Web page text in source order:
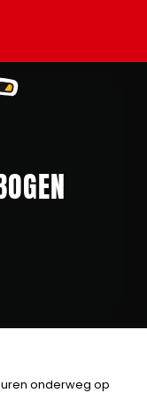
onderweg op